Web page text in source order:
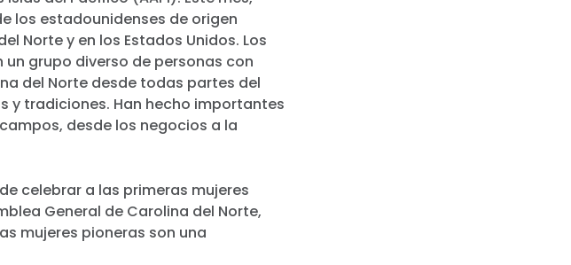
los estadounidenses de origen
Norte y en los Estados Unidos. Los
grupo diverso de personas con
del Norte desde todas partes del
y tradiciones. Han hecho importantes
desde los negocios a la
celebrar a las primeras mujeres
General de Carolina del Norte,
mujeres pioneras son una